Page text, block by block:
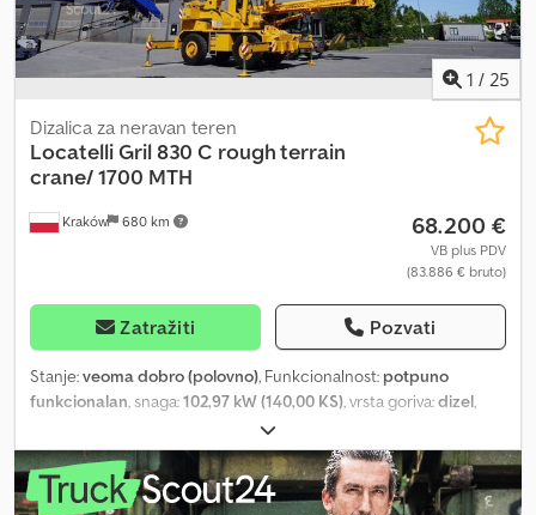
1 / 25
Kraków 680 km
Dizalica za neravan teren
LocatelliGril 830 C rough terrain
crane/ 1700 MTH
68.200 €
VB plus PDV
(83.886 € bruto)
Zatražiti Pozvati
Stanje:veoma dobro (polovno), Funkcionalnost: potpuno
funkcionalan, snaga:102,97 kW (140,00 KS), vrsta goriva:dizel,
, prazna masa vozila:
nosivost:30.000 kg, tip jarma:teleskopski, Godina proizvodnje:
2006, radni sati:1.700 h , Oprema:kabina, Terenski kran Locatelli
Gril 830 C / 1700 sati rada! / kapacitet dizanja 30 tona / dohvat 24,5